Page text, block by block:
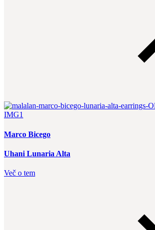
Marco Bicego
Uhani Lunaria Alta
Več o tem